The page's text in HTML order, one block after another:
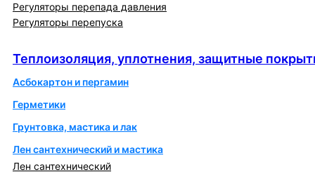
Регуляторы перепада давления
Регуляторы перепуска
Теплоизоляция, уплотнения, защитные
Асбокартон и пергамин
Герметики
Грунтовка, мастика и лак
Лен сантехнический и мастика
Лен сантехнический